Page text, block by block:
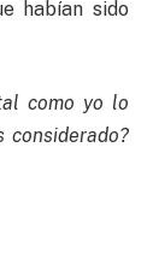
habían sido
como yo lo
considerado?